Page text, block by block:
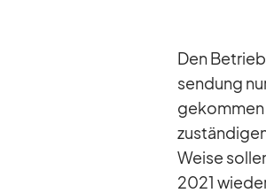
Den
sendung
ge­kom­men
Weise
2021